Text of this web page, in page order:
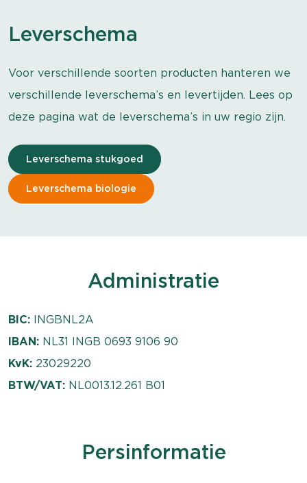
Leverschema
Voor verschillende soorten producten hanteren we
verschillende leverschema’s en levertijden. Lees op
deze pagina wat de leverschema’s in uw regio zijn.
Leverschema stukgoed
Leverschema biologie
Administratie
BIC: INGBNL2A
IBAN: NL31 INGB 0693 9106 90
KvK: 23029220
BTW/VAT: NL 0013.12.261 B01
Persinformatie